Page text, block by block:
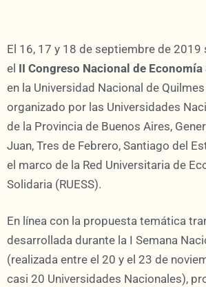
El 16, 17 y 18 de septiembre de 2019
el II Congreso Nacional de
en la Universidad Nacional de
organizado por las Universidades
de la Provincia de Buenos Aires,
Juan, Tres de Febrero, Santiago del
el marco de la Red Universitaria de
Solidaria (RUESS).
En línea con la propuesta temática
desarrollada durante la I Semana
(realizada entre el 20 y el 23 de
casi 20 Universidades Nacionales),